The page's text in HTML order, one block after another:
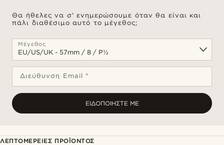
Θα ήθελες να σ' ενημερώσουμε όταν θα είναι και
πάλι διαθέσιμο αυτό το μέγεθος;
Μέγεθος
Διεύθυνση Email *
ΕΙΔΟΠΟΙΉΣΤΕ ΜΕ
ΛΕΠΤΟΜΈΡΕΙΕΣ ΠΡΟΪΌΝΤΟΣ